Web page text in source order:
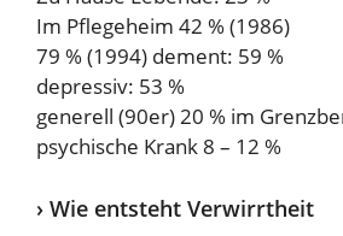
Im Pflegeheim 42 % (1986)
79 % (1994) dement: 59 %
depressiv: 53 %
generell (90er) 20 % im
psychische Krank 8 – 12 %
› Wie entsteht Verwirrtheit